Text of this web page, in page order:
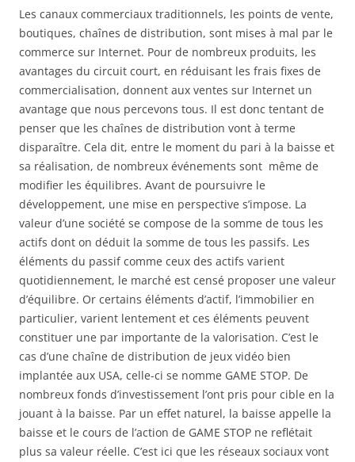
Les canaux commerciaux traditionnels, les points de vente,
boutiques, chaînes de distribution, sont mises à mal par le
commerce sur Internet. Pour de nombreux produits, les
avantages du circuit court, en réduisant les frais fixes de
commercialisation, donnent aux ventes sur Internet un
avantage que nous percevons tous. Il est donc tentant de
penser que les chaînes de distribution vont à terme
disparaître. Cela dit, entre le moment du pari à la baisse et
sa réalisation, de nombreux événements sont même de
modifier les équilibres. Avant de poursuivre le
développement, une mise en perspective s’impose. La
valeur d’une société se compose de la somme de tous les
actifs dont on déduit la somme de tous les passifs. Les
éléments du passif comme ceux des actifs varient
quotidiennement, le marché est censé proposer une valeur
d’équilibre. Or certains éléments d’actif, l’immobilier en
particulier, varient lentement et ces éléments peuvent
constituer une par importante de la valorisation. C’est le
cas d’une chaîne de distribution de jeux vidéo bien
implantée aux USA, celle-ci se nomme GAME STOP. De
nombreux fonds d’investissement l’ont pris pour cible en la
jouant à la baisse. Par un effet naturel, la baisse appelle la
baisse et le cours de l’action de GAME STOP ne reflétait
plus sa valeur réelle. C’est ici que les réseaux sociaux vont